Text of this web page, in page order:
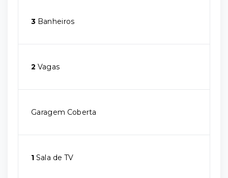
3 Banheiros
2 Vagas
Garagem Coberta
1 Sala de TV